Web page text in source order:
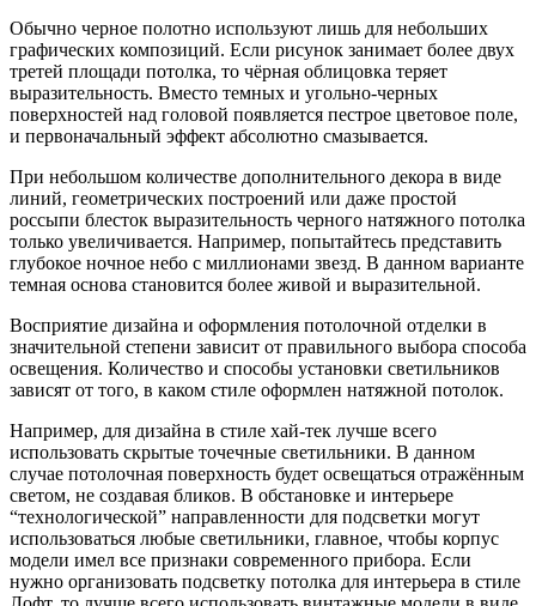
Обычно черное полотно используют лишь для небольших
графических композиций. Если рисунок занимает более двух
третей площади потолка, то чёрная облицовка теряет
выразительность. Вместо темных и угольно-черных
поверхностей над головой появляется пестрое цветовое поле,
и первоначальный эффект абсолютно смазывается.
При небольшом количестве дополнительного декора в виде
линий, геометрических построений или даже простой
россыпи блесток выразительность черного натяжного потолка
только увеличивается. Например, попытайтесь представить
глубокое ночное небо с миллионами звезд. В данном варианте
темная основа становится более живой и выразительной.
Восприятие дизайна и оформления потолочной отделки в
значительной степени зависит от правильного выбора способа
освещения. Количество и способы установки светильников
зависят от того, в каком стиле оформлен натяжной потолок.
Например, для дизайна в стиле хай-тек лучше всего
использовать скрытые точечные светильники. В данном
случае потолочная поверхность будет освещаться отражённым
светом, не создавая бликов. В обстановке и интерьере
“технологической” направленности для подсветки могут
использоваться любые светильники, главное, чтобы корпус
модели имел все признаки современного прибора. Если
нужно организовать подсветку потолка для интерьера в стиле